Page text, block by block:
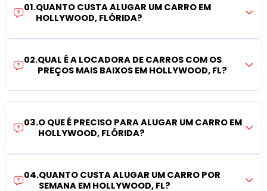
01.QUANTO CUSTA ALUGAR UM CARRO EM
HOLLYWOOD, FLÓRIDA?
02.QUAL É A LOCADORA DE CARROS COM OS
PREÇOS MAIS BAIXOS EM HOLLYWOOD, FL?
03.O QUE É PRECISO PARA ALUGAR UM CARRO EM
HOLLYWOOD, FLÓRIDA?
04.QUANTO CUSTA ALUGAR UM CARRO POR
SEMANA EM HOLLYWOOD, FL?